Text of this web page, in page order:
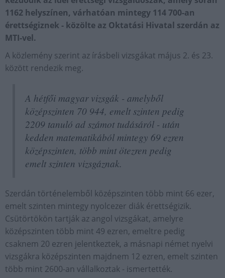
1162 helyszínen, várhatóan mintegy 114 700-an
érettségiznek - közölte az Oktatási Hivatal szerdán az
MTI-vel.
A közlemény szerint az írásbeli vizsgákat május 2. és 23.
között rendezik meg.
A hétfői magyar vizsgák - amelyből
középszinten 70 944, emelt szinten pedig
2209 tanuló ad számot tudásáról - után
kedden matematikából mintegy 69 ezren
középszinten, több mint ötezren pedig
emelt szinten vizsgáznak.
Szerdán történelemből középszinten több mint 66 ezer,
emelt szinten mintegy nyolcezer diák érettségizik.
Csütörtökön tartják az angol vizsgákat, amelyre
középszinten több mint 49 ezren, emeltre pedig
csaknem 20 ezren jelentkeztek, a másnapi német nyelvi
vizsgákra középszinten majdnem 12 ezren, emelt szinten
több mint 2600-an vállalkoztak - ismertették.